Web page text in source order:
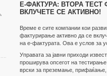
Е-ФАКТУРА: ВТОРА
ВКЛУЧЕТЕ СЕ АКТИВНО!
Време е сите компании кои
фактурирање активно да се
на е-фактурата. Ова е услов за
Управата за јавни приходи
проширува опсегот на
врски за преземање,